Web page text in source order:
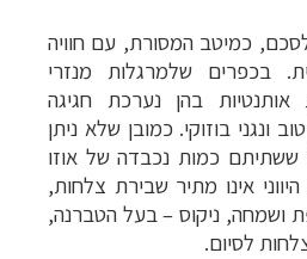
לסכם, כמיטב המסורת, עם חוויה
בכפרים שלמרגלות מנזרי
אותנטיות בהן נערכת חגיגה
ונגני בוזוקי. כמובן שלא ניתן
כמות נכבדה של אוזו
אינו מתיר שבירת צלחות,
ניקוס – בעל הטברנה,
לסיום.